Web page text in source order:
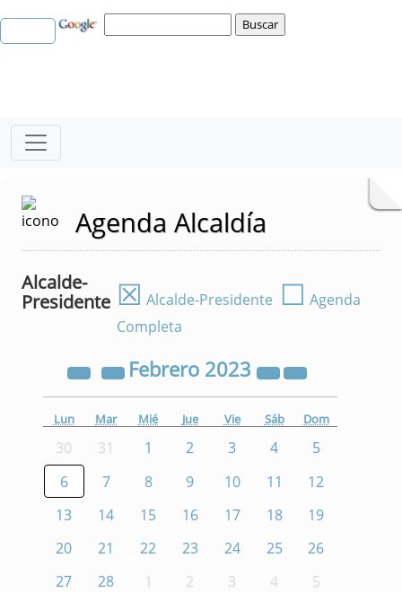
Agenda Alcaldía
Alcalde-
Presidente ☒ Alcalde-Presidente ☐ Agenda
Completa
Febrero 2023
Lun Mar Mié Jue Vie Sáb Dom
30 31 1 2 3 4
5
6
7 8 9 10 11
12
13
14 15 16 17 18
19
20
21 22 23 24 25
26
27
28 1 2 3 4 5